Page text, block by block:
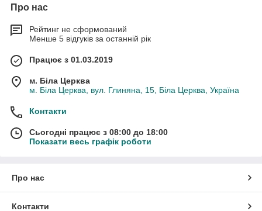
Про нас
Рейтинг не сформований
Менше 5 відгуків за останній рік
Працює з 01.03.2019
м. Біла Церква
м. Біла Церква, вул. Глиняна, 15, Біла Церква, Україна
Контакти
Сьогодні працює з 08:00 до 18:00
Показати весь графік роботи
Про нас
Контакти